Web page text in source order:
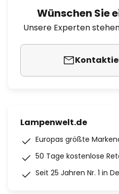
Wünschen Sie
Unsere Experten
Lampenwelt.de
Europas größte
50 Tage kostenlose
Seit 25 Jahren Nr. 1 in